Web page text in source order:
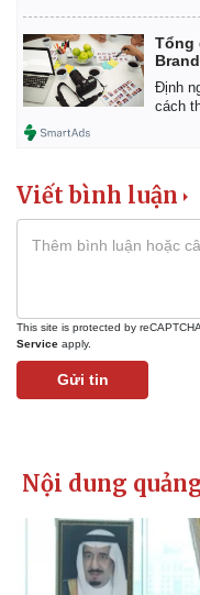
Pháp luật
Tư vấn luật
Tổng
Định
cách
Viết bình luận
This site is protected by
Service apply.
Gửi tin